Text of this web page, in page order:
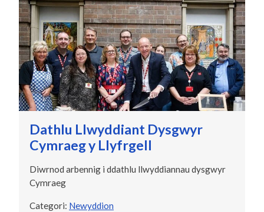
Dathlu Llwyddiant Dysgwyr
Cymraeg y Llyfrgell
Diwrnod arbennig i ddathlu llwyddiannau dysgwyr
Cymraeg
Categori: Newyddion